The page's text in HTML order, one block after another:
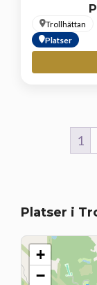
Trollhättan
Platser
1
Platser i
+
−